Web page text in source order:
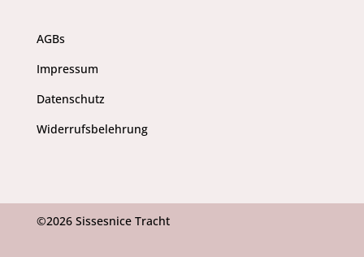
AGBs
Impressum
Datenschutz
Widerrufsbelehrung
©2026 Sissesnice Tracht